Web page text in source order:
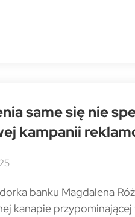
same się nie
kampanii
banku Magdalena
kanapie